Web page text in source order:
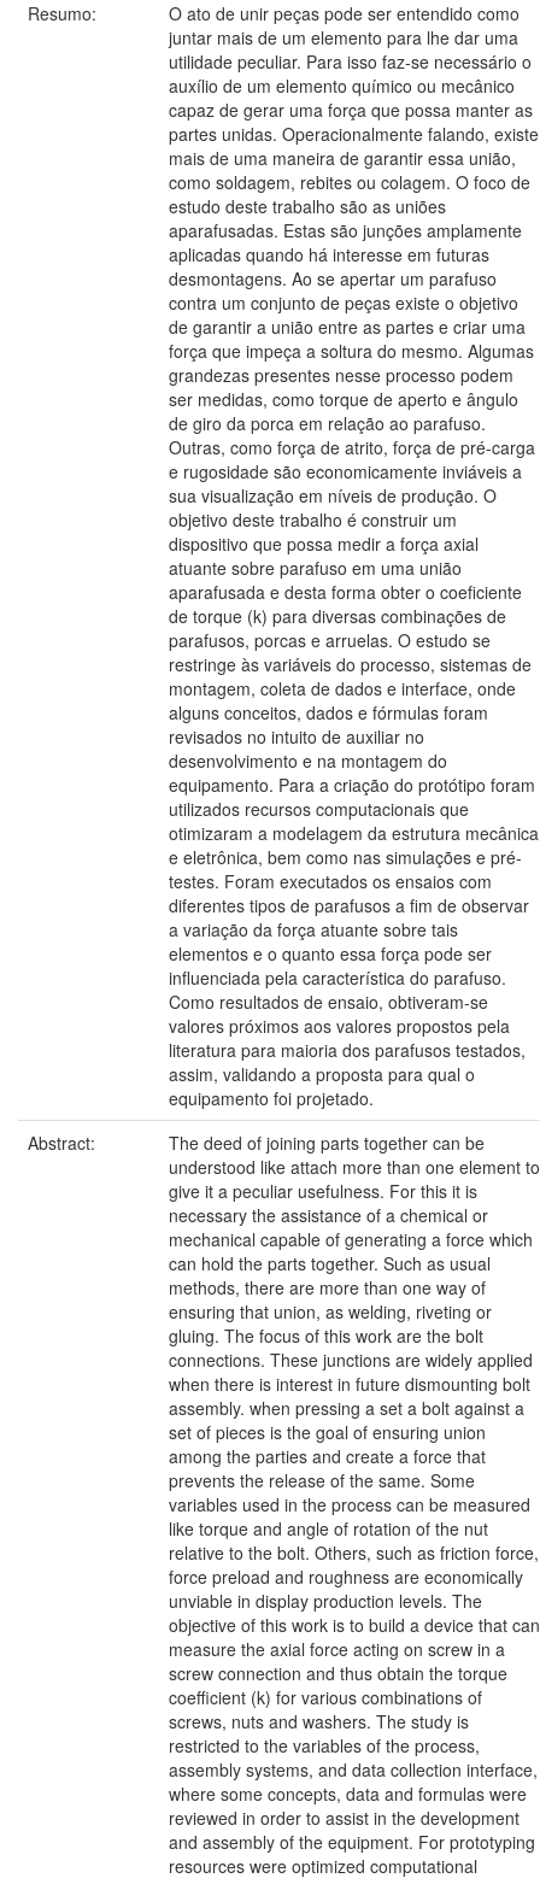
Resumo:
O ato de unir peças pode ser entendido como
juntar mais de um elemento para lhe dar uma
utilidade peculiar. Para isso faz-se necessário o
auxílio de um elemento químico ou mecânico
capaz de gerar uma força que possa manter as
partes unidas. Operacionalmente falando, existe
mais de uma maneira de garantir essa união,
como soldagem, rebites ou colagem. O foco de
estudo deste trabalho são as uniões
aparafusadas. Estas são junções amplamente
aplicadas quando há interesse em futuras
desmontagens. Ao se apertar um parafuso
contra um conjunto de peças existe o objetivo
de garantir a união entre as partes e criar uma
força que impeça a soltura do mesmo. Algumas
grandezas presentes nesse processo podem
ser medidas, como torque de aperto e ângulo
de giro da porca em relação ao parafuso.
Outras, como força de atrito, força de pré-carga
e rugosidade são economicamente inviáveis a
sua visualização em níveis de produção. O
objetivo deste trabalho é construir um
dispositivo que possa medir a força axial
atuante sobre parafuso em uma união
aparafusada e desta forma obter o coeficiente
de torque (k) para diversas combinações de
parafusos, porcas e arruelas. O estudo se
restringe às variáveis do processo, sistemas de
montagem, coleta de dados e interface, onde
alguns conceitos, dados e fórmulas foram
revisados no intuito de auxiliar no
desenvolvimento e na montagem do
equipamento. Para a criação do protótipo foram
utilizados recursos computacionais que
otimizaram a modelagem da estrutura mecânica
e eletrônica, bem como nas simulações e pré-
testes. Foram executados os ensaios com
diferentes tipos de parafusos a fim de observar
a variação da força atuante sobre tais
elementos e o quanto essa força pode ser
influenciada pela característica do parafuso.
Como resultados de ensaio, obtiveram-se
valores próximos aos valores propostos pela
literatura para maioria dos parafusos testados,
assim, validando a proposta para qual o
equipamento foi projetado.
Abstract:
The deed of joining parts together can be
understood like attach more than one element to
give it a peculiar usefulness. For this it is
necessary the assistance of a chemical or
mechanical capable of generating a force which
can hold the parts together. Such as usual
methods, there are more than one way of
ensuring that union, as welding, riveting or
gluing. The focus of this work are the bolt
connections. These junctions are widely applied
when there is interest in future dismounting bolt
assembly. when pressing a set a bolt against a
set of pieces is the goal of ensuring union
among the parties and create a force that
prevents the release of the same. Some
variables used in the process can be measured
like torque and angle of rotation of the nut
relative to the bolt. Others, such as friction force,
force preload and roughness are economically
unviable in display production levels. The
objective of this work is to build a device that can
measure the axial force acting on screw in a
screw connection and thus obtain the torque
coefficient (k) for various combinations of
screws, nuts and washers. The study is
restricted to the variables of the process,
assembly systems, and data collection interface,
where some concepts, data and formulas were
reviewed in order to assist in the development
and assembly of the equipment. For prototyping
resources were optimized computational